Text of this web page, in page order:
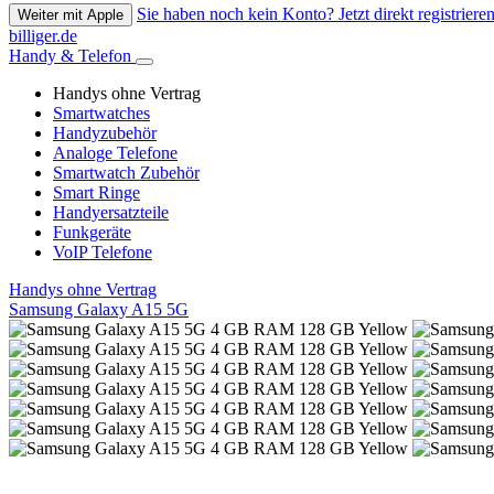
Weiter mit Apple
Sie haben noch kein Konto? Jetzt direkt
billiger.de
Handy & Telefon
Handys ohne Vertrag
Smartwatches
Handyzubehör
Analoge Telefone
Smartwatch Zubehör
Smart Ringe
Handyersatzteile
Funkgeräte
VoIP Telefone
Handys ohne Vertrag
Samsung Galaxy A15 5G